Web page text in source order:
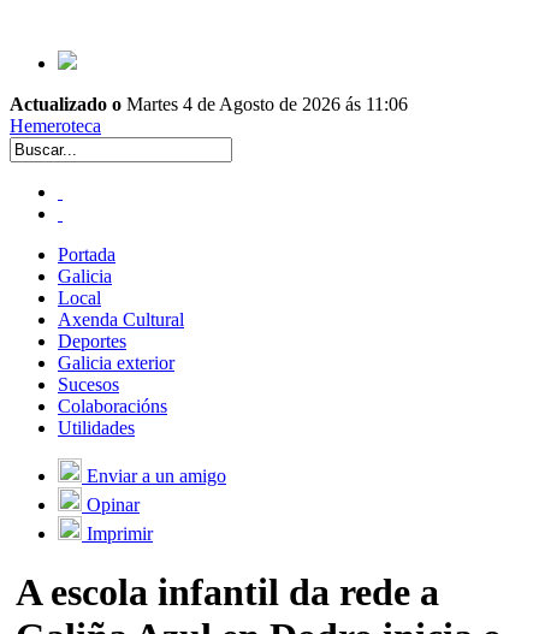
Actualizado o Martes 4 de Agosto de 2026 ás 11:06
Hemeroteca
Portada
Galicia
Local
Axenda Cultural
Deportes
Galicia exterior
Sucesos
Colaboracións
Utilidades
Enviar a un amigo
Opinar
Imprimir
A escola infantil da rede a